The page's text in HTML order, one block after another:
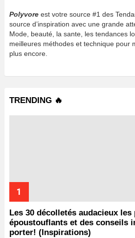
Polyvore est votre source #1 des
source d’inspiration avec une grande
Mode, beauté, la sante, les tendances
meilleures méthodes et technique pour
plus encore.
TRENDING 🔥
Les 30 décolletés audacieux les
époustouflants et des conseils
porter! (Inspirations)